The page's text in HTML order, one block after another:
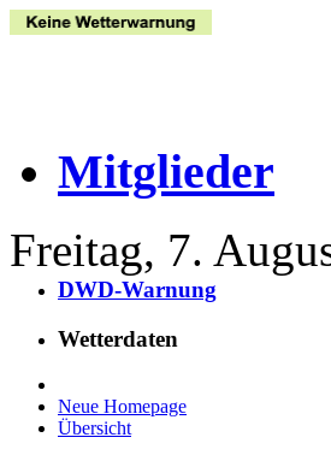
Mitglieder
Freitag, 7.
DWD-Warnung
Wetterdaten
Neue Homepage
Übersicht